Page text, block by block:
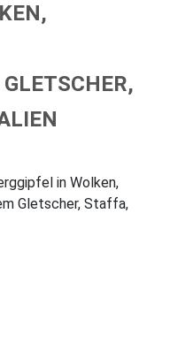
in Wolken,
Gletscher, Staffa,